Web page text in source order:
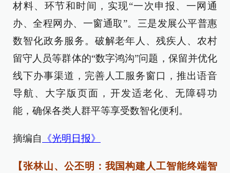
材料、环节和时间，实现“一次申报、一网通
办、全程网办、一窗通取”。三是发展公平普惠
数智化政务服务。破解老年人、残疾人、农村
留守人员等群体的“数字鸿沟”问题，保留并优化
线下办事渠道，完善人工服务窗口，推出语音
导航、大字版页面，开发适老化、无障碍功
能，确保各类人群平等享受数智化便利。
摘编自 《光明日报》
【张林山、公丕明：我国构建人工智能终端智